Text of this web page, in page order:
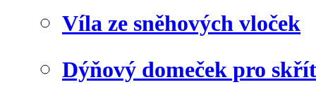
Víla ze sněhových vloček
Dýňový domeček pro